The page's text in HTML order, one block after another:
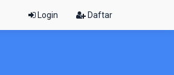
Login Daftar